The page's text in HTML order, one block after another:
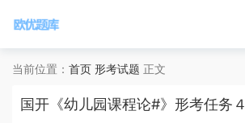
当前位置： 首页 形考试题 正文
国开《幼儿园课程论#》形考任务４